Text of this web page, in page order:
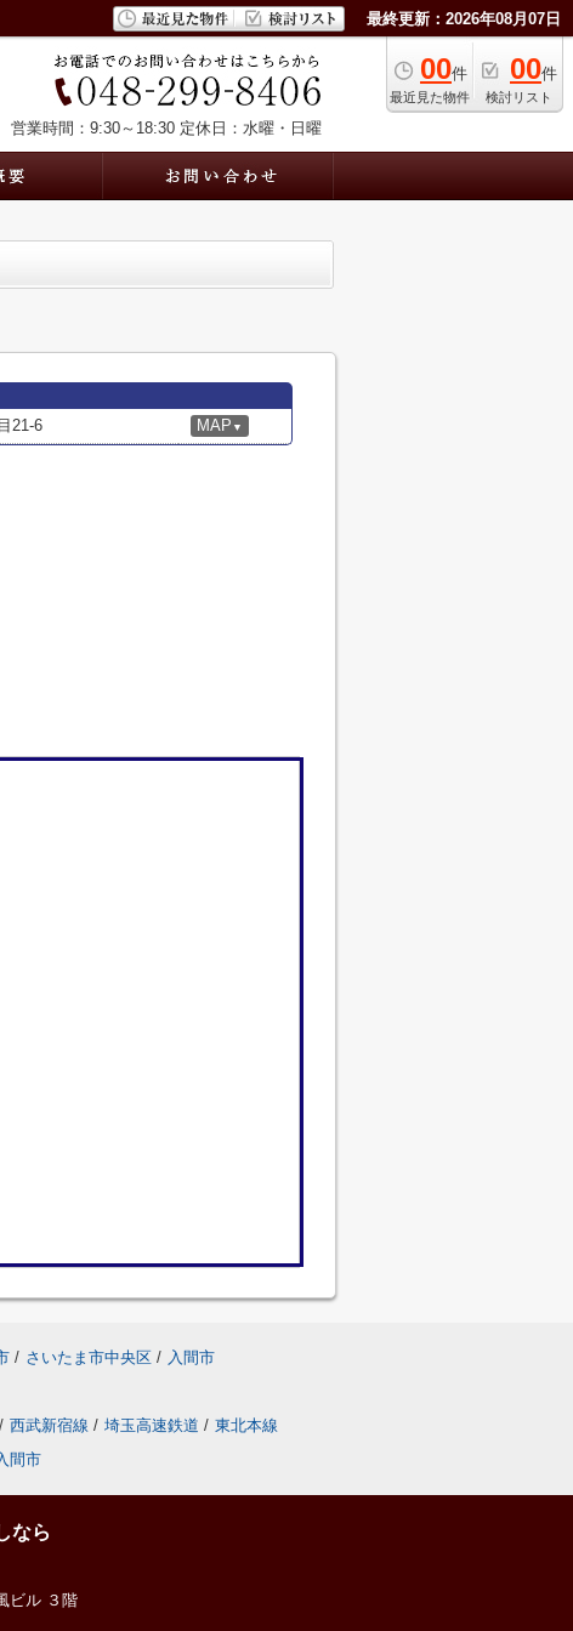
最終更新：2026年08月07日
00件
最近見た物件
00件
検討リスト
営業時間：9:30～18:30 定休日：水曜・日曜
21-6 MAP ▼
/ さいたま市中央区 / 入間市
/ 西武新宿線 / 埼玉高速鉄道 / 東北本線
間市
なら
ビル ３階